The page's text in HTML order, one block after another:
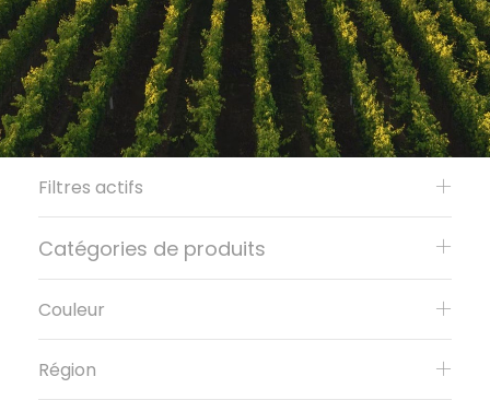
Filtres actifs
Catégories de produits
Couleur
Région